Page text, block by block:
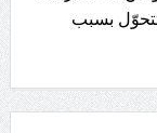
بسبب